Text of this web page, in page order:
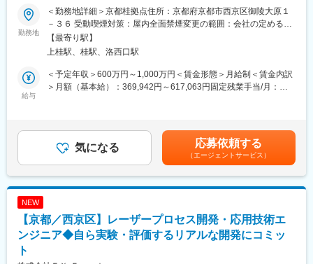
■当社の特徴：
電話設備の販売店として京都で創業した後、情報通信機器の販売
からインターネットサービスなど、時代の要請に応じて常にお客
まいりました。現在は、国内の電力関連事業にも参入しており
「ITと電力の総合商社」を自負するに至っております。
また、グループ会社を通じてバイオマス発電所×次世代型園芸施設
を運営。年間240トンのパプリカ栽培を通じてバイオマス発電所
の特徴であるカーボンニュートラルに加え、より環境に配慮した
けの取り組みも行っています。
迎！～
当社は、最先端のレーザー技術を活用し、自動車、航空宇宙、半
導体など、日本のモノづくりをリードする大手メーカーに対し
て、最適な加工ソリューションを提供しています。
お客様が抱える「生産性を上げたい」「新しい素材を加工した
い」といった高度な要望に対し、当社の技術シーズを掛け合わせ
し、社内の研究開発チームとタッグを組んで「オーダーメイドの
解決策」を形にしていきます。
■業務詳細：
勤務地
＜勤務地詳細＞京都桂拠点住所：京都府京都市西京区御陵大原１
－３６ 受動喫煙対策：屋内全面禁煙変更の範囲：会社の定める事
業所（リモートワーク含む）
【最寄り駅】
上桂駅、桂駅、洛西口駅
給与
＜予定年収＞600万円～1,000万円＜賃金形態＞月給制＜賃金内訳
＞月額（基本給）：369,942円～617,063円固定残業手当/月：
経験、能力、前職給与を考慮し、当社規定により決定します。賃
金はあくまでも目安の金額であり、選考を通じて上下する可能性
があります。月給(月額)は固定手当を含めた表記です。
気になる 応募依頼する
（エージェントサービス）
NEW
【京都／西京区】レーザープロセス開発・応用技術エ
ンジニア◆自ら実験・評価するリアルな開発にコミッ
ト